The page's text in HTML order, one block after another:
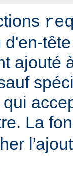
d'en-
ajouté
La